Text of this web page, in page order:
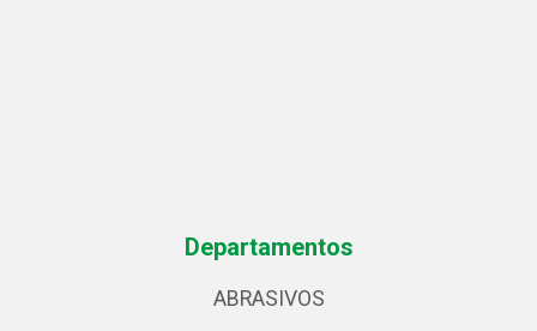
Departamentos
ABRASIVOS